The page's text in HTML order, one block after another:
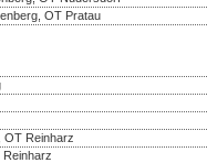
OT Pratau
OT Reinharz